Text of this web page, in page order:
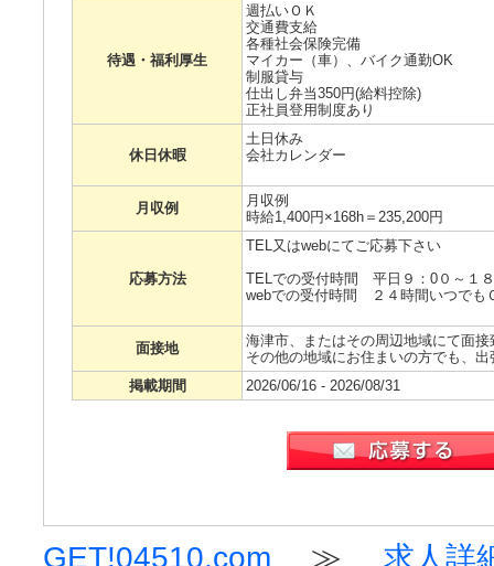
待遇・福利厚生
週払いＯＫ
交通費支給
各種社会保険完備
マイカー（車）、バイク通勤OK
制服貸与
仕出し弁当350円(給料控除)
正社員登用制度あり
休日休暇
土日休み
会社カレンダー
月収例
月収例
時給1,400円×168h＝235,200円
応募方法
TEL又はwebにてご応募下さい
TELでの受付時間 平日９：0０～１
webでの受付時間 ２４時間いつでも
面接地
海津市、またはその周辺地域にて面接
その他の地域にお住まいの方でも、
掲載期間
2026/06/16 - 2026/08/31
GET!04510.com ≫ 求人詳